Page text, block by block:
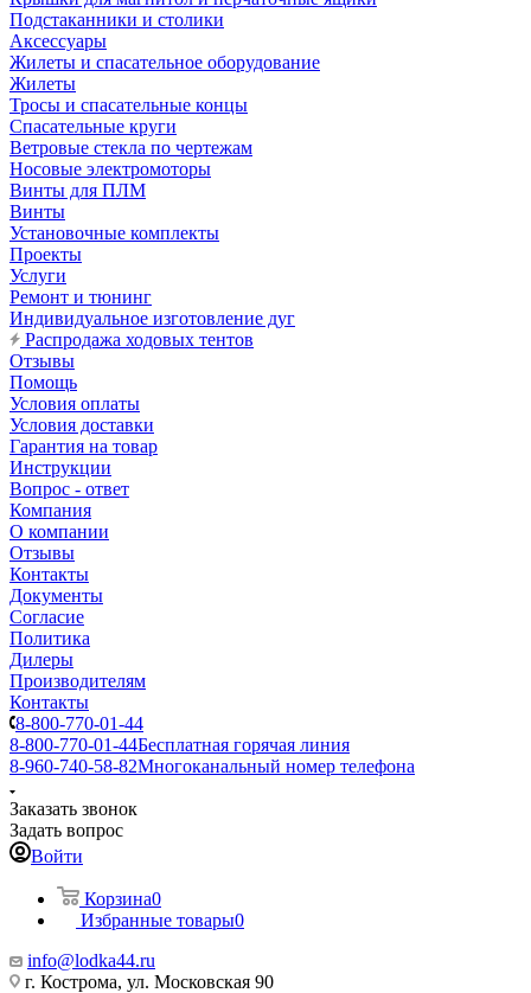
Подстаканники и столики
Аксессуары
Жилеты и спасательное оборудование
Жилеты
Тросы и спасательные концы
Спасательные круги
Ветровые стекла по чертежам
Носовые электромоторы
Винты для ПЛМ
Винты
Установочные комплекты
Проекты
Услуги
Ремонт и тюнинг
Индивидуальное изготовление дуг
Распродажа ходовых тентов
Отзывы
Помощь
Условия оплаты
Условия доставки
Гарантия на товар
Инструкции
Вопрос - ответ
Компания
О компании
Отзывы
Контакты
Документы
Согласие
Политика
Дилеры
Производителям
Контакты
8-800-770-01-44
8-800-770-01-44Бесплатная горячая линия
8-960-740-58-82Многоканальный номер телефона
Заказать звонок
Задать вопрос
Войти
Корзина0
Избранные товары0
info@lodka44.ru
г. Кострома, ул. Московская 90